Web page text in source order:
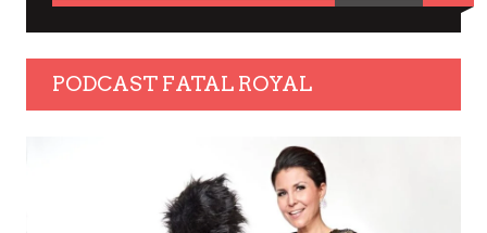
PODCAST FATAL ROYAL